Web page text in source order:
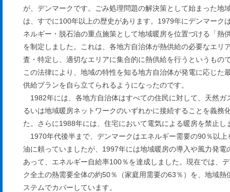
が、デンマークです。ごみ処理問題の解決策として始まった地
は、すでに100年以上の歴史があります。1979年にデンマーク
ネルギー・脱石油の重点施策として地域暖房を位置づける「熱
を制定しました。これは、各地方自治体が熱供給の必要なエリ
査・特定し、適切なエリアに集合的に熱供給を行うというもの
この法律により、地域の特性を知る地方自治体が発電に応じた
供給プランを自ら立てられるようになったのです。
1982年には、各地方自治体はすべての住民に対して、天然ガ
るいは地域暖房ネットワークのいずれかに接続することを義務
た。さらに1988年には、住宅において電気による暖房を禁止し
1970年代後半まで、デンマークはエネルギー需要の90％以上
油に頼っていましたが、1997年には地域暖房の導入や風力発電
あって、エネルギー自給率100％を達成しました。現在では、
ク全土の熱需要全体の約50％（家庭用需要の63％）を、地域熱
ステムでカバーしています。